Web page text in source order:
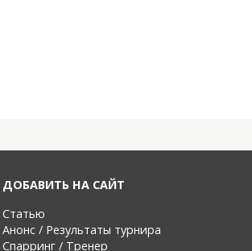
ДОБАВИТЬ НА САЙТ
Статью
Анонс / Результаты турнира
Спарринг / Тренер